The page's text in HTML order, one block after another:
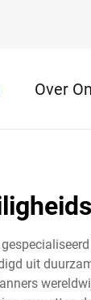
Over
uit